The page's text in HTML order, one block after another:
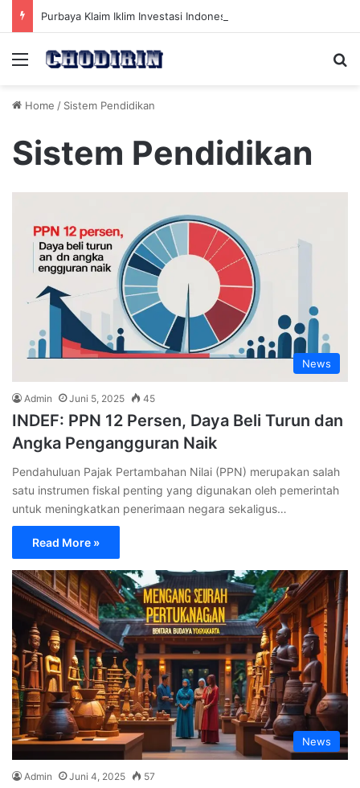
Menu
Home / Sistem Pendidikan
Sistem Pendidikan
News
Admin Juni 5, 2025 45
INDEF: PPN 12 Persen, Daya Beli Turun dan
Angka Pengangguran Naik
Pendahuluan Pajak Pertambahan Nilai (PPN) merupakan salah
satu instrumen fiskal penting yang digunakan oleh pemerintah
untuk meningkatkan penerimaan negara sekaligus…
Read More »
News
Admin Juni 4, 2025 57